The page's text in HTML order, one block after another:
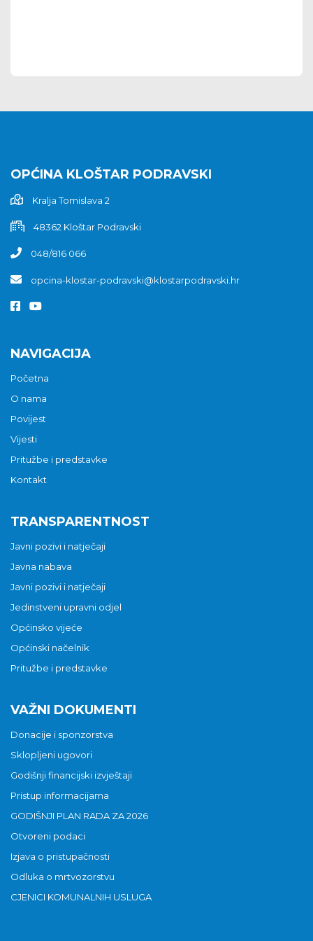
OPĆINA KLOŠTAR PODRAVSKI
Kralja Tomislava 2
48362 Kloštar Podravski
048/816 066
opcina-klostar-podravski@klostarpodravski.hr
NAVIGACIJA
Početna
O nama
Povijest
Vijesti
Pritužbe i predstavke
Kontakt
TRANSPARENTNOST
Javni pozivi i natječaji
Javna nabava
Javni pozivi i natječaji
Jedinstveni upravni odjel
Općinsko vijeće
Općinski načelnik
Pritužbe i predstavke
VAŽNI DOKUMENTI
Donacije i sponzorstva
Sklopljeni ugovori
Godišnji financijski izvještaji
Pristup informacijama
GODIŠNJI PLAN RADA ZA 2026
Otvoreni podaci
Izjava o pristupačnosti
Odluka o mrtvozorstvu
CJENICI KOMUNALNIH USLUGA